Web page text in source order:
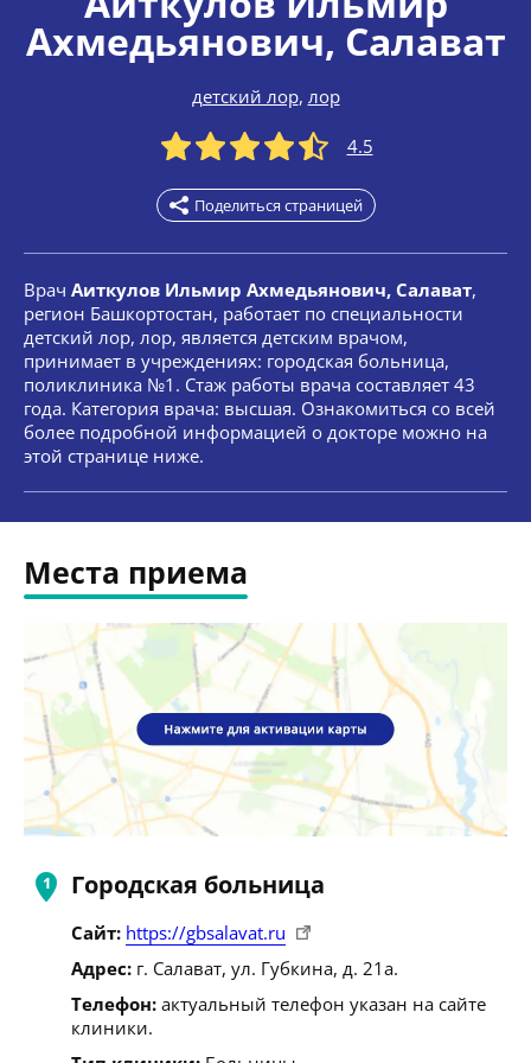
Ахмедьянович, Салават
детский лор, лор
4.5
Поделиться страницей
Врач Аиткулов Ильмир Ахмедьянович, Салават,
регион Башкортостан, работает по специальности
детский лор, лор, является детским врачом,
принимает в учреждениях: городская больница,
поликлиника №1. Стаж работы врача составляет 43
года. Категория врача: высшая. Ознакомиться со всей
более подробной информацией о докторе можно на
этой странице ниже.
Места приема
Городская больница
Сайт: https://gbsalavat.ru
Адрес: г. Салават, ул. Губкина, д. 21а.
Телефон: актуальный телефон указан на сайте
клиники.